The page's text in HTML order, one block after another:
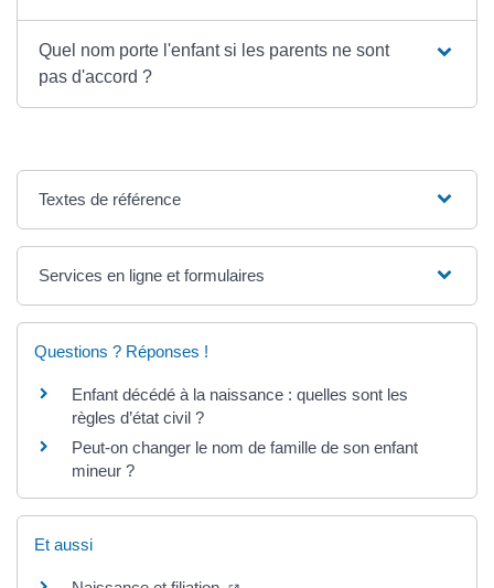
Quel nom porte l'enfant si les parents ne sont
pas d'accord ?
Textes de référence
Services en ligne et formulaires
Questions ? Réponses !
Enfant décédé à la naissance : quelles sont les
règles d’état civil ?
Peut-on changer le nom de famille de son enfant
mineur ?
Et aussi